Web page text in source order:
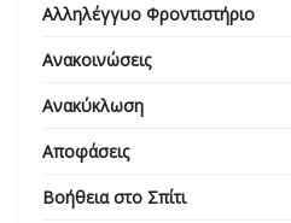
Αλληλέγγυο Φροντιστήριο
Ανακοινώσεις
Ανακύκλωση
Αποφάσεις
Βοήθεια στο Σπίτι